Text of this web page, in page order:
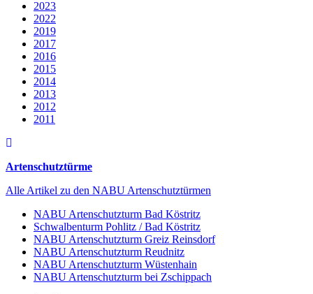
2023
2022
2019
2017
2016
2015
2014
2013
2012
2011
Artenschutztürme
Alle Artikel zu den NABU Artenschutztürmen
NABU Artenschutzturm Bad Köstritz
Schwalbenturm Pohlitz / Bad Köstritz
NABU Artenschutzturm Greiz Reinsdorf
NABU Artenschutzturm Reudnitz
NABU Artenschutzturm Wüstenhain
NABU Artenschutzturm bei Zschippach